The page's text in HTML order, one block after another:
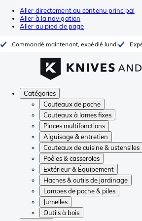
Aller directement au contenu principal
Aller à la navigation
Aller au pied de page
Commandé maintenant, expédié lundi
Catégories
Couteaux de poche
Couteaux à lames fixes
Pinces multifonctions
Aiguisage & entretien
Couteaux de cuisine & ustensiles
Poêles & casseroles
Extérieur & Équipement
Haches & outils de jardinage
Lampes de poche & piles
Jumelles
Outils à bois